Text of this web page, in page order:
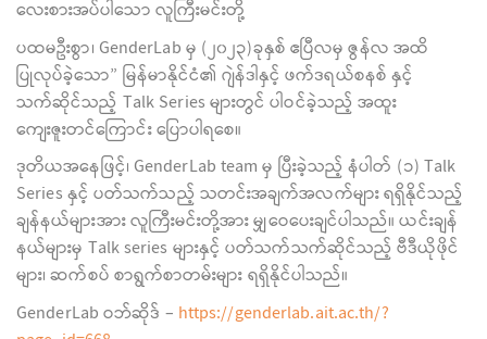
လေးစားအပ်ပါသော လူကြီးမင်းတို့
ပထမဦးစွာ၊ GenderLab မှ (၂၀၂၃)ခုနှစ် ဧပြီလမှ ဇွန်လ အထိ
ပြုလုပ်ခဲ့သော” မြန်မာနိုင်ငံ၏ ဂျဲန်ဒါနှင့် ဖက်ဒရယ်စနစ် နှင့်
သက်ဆိုင်သည့် Talk Series များတွင် ပါဝင်ခဲ့သည့် အထူး
ကျေးဇူးတင်ကြောင်း ပြောပါရစေ။
ဒုတိယအနေဖြင့်၊ GenderLab team မှ ပြီးခဲ့သည့် နံပါတ် (၁) Talk
Series နှင့် ပတ်သက်သည့် သတင်းအချက်အလက်များ ရရှိနိုင်သည့်
ချန်နယ်များအား လူကြီးမင်းတို့အား မျှဝေပေးချင်ပါသည်။ ယင်းချန်
နယ်များမှ Talk series များနှင့် ပတ်သက်သက်ဆိုင်သည့် ဗီဒီယိုဖိုင်
များ၊ ဆက်စပ် စာရွက်စာတမ်းများ ရရှိနိုင်ပါသည်။
GenderLab ဝဘ်ဆိုဒ် – https://genderlab.ait.ac.th/?